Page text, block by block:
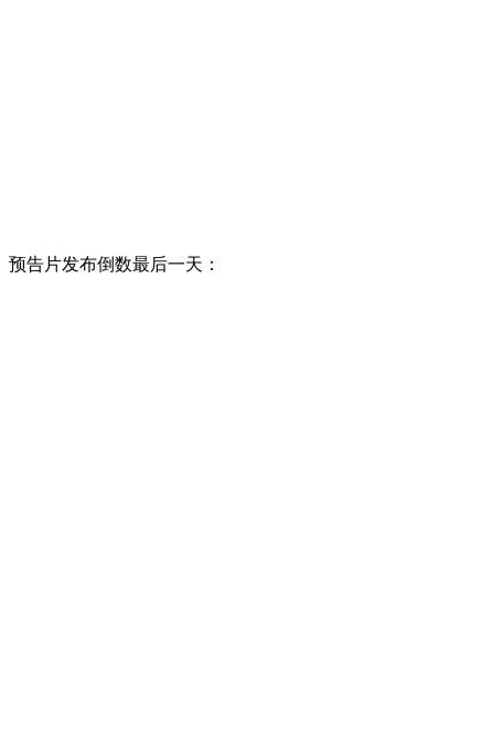
预告片发布倒数最后一天：